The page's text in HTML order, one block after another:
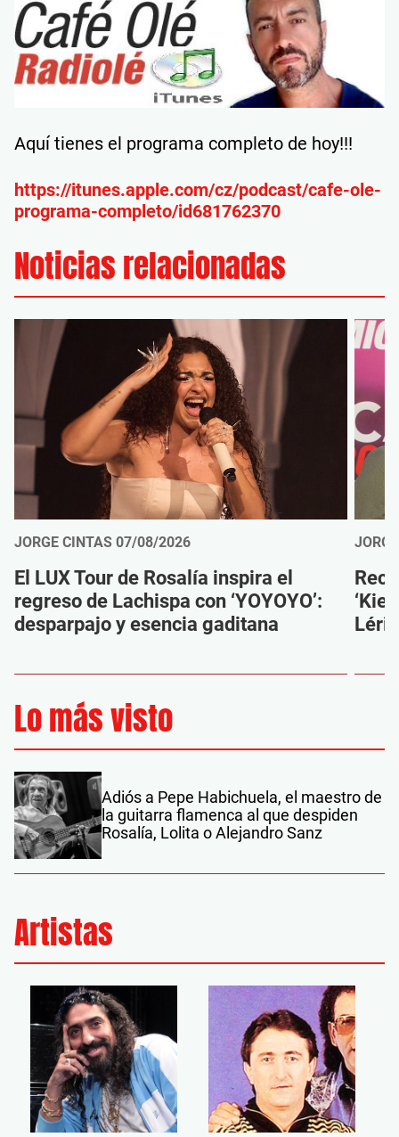
Aquí tienes el programa completo de hoy!!!
https://itunes.apple.com/cz/podcast/cafe-ole-
programa-completo/id681762370
Noticias relacionadas
JORGE CINTAS 07/08/2026
El LUX Tour de Rosalía inspira el
regreso de Lachispa con ‘YOYOYO’:
desparpajo y esencia gaditana
Lo más visto
Adiós a Pepe Habichuela, el maestro de
la guitarra flamenca al que despiden
Rosalía, Lolita o Alejandro Sanz
Artistas